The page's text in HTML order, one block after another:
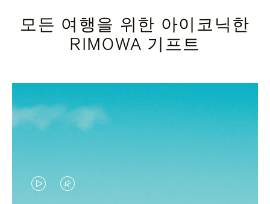
모든 여행을 위한 아이코닉한
RIMOWA 기프트
VIDEOVIDEO